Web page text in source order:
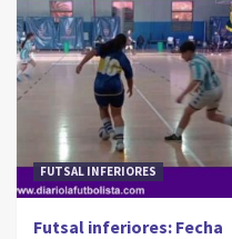
FUTSAL INFERIORES
Futsal inferiores: Fecha